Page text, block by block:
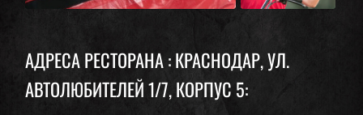
АДРЕСА РЕСТОРАНА : КРАСНОДАР, УЛ.
АВТОЛЮБИТЕЛЕЙ 1/7, КОРПУС 5: